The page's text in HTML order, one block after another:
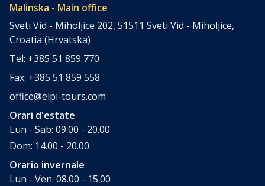
Malinska - Main office
Sveti Vid - Miholjice 202, 51511 Sveti Vid - Miholjice,
Croatia (Hrvatska)
Tel: +385 51 859 770
Fax: +385 51 859 558
office@elpi-tours.com
Orari d'estate
Lun - Sab: 09.00 - 20.00
Dom: 14.00 - 20.00
Orario invernale
Lun - Ven: 08.00 - 15.00